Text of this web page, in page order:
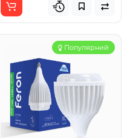
Популярний